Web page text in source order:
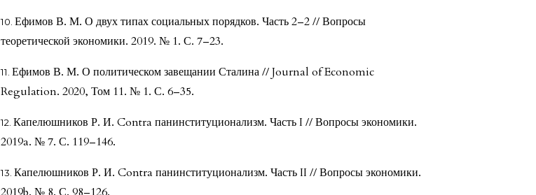
Ефимов В. М. О двух типах социальных порядков. Часть 2–2 // Вопросы
теоретической экономики. 2019. № 1. С. 7–23.
Ефимов В. М. О политическом завещании Сталина // Journal of Economic
Regulation. 2020, Том 11. № 1. С. 6–35.
Капелюшников Р. И. Contra панинституционализм. Часть I // Вопросы экономики.
2019a. № 7. С. 119–146.
Капелюшников Р. И. Contra панинституционализм. Часть II // Вопросы экономики.